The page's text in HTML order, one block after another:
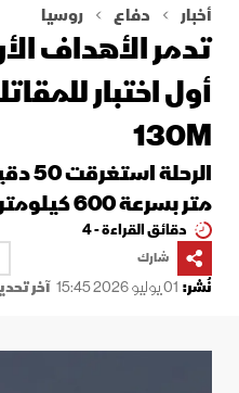
أخبار دفاع روسيا
تدمر الأهداف
130M
متر بسرعة 600 كيلومتر
دقائق القراءة - 4
شارك
نُشر: 01 يوليو 2026 15:45 آخر